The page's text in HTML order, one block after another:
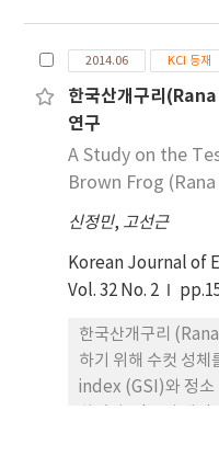
게와 GSI가 증가하
축적 전기단계의 여
황축적 중기단계와
재하여 난소무게와
현상은 이 시기에
는 것을 의미하며
에서 11월까지는 난
난황축적이 거의 완
자들이 존재하였다.
마치고 성장이 완료
월의 난소에서는 성
로 존재하여 여포난
여포난자들이 동시
않고 각각의 여포난
성장이 완료된 상태
2014.06 KCI 등재
한국산개구리
연구
A Study on the
Brown Frog
신정민, 고선근
Korean Journal of
Vol. 32 No. 2
한국산개구리
하기 위해 수컷 성
index (GSI)와 정소
어져 9월의 정소에